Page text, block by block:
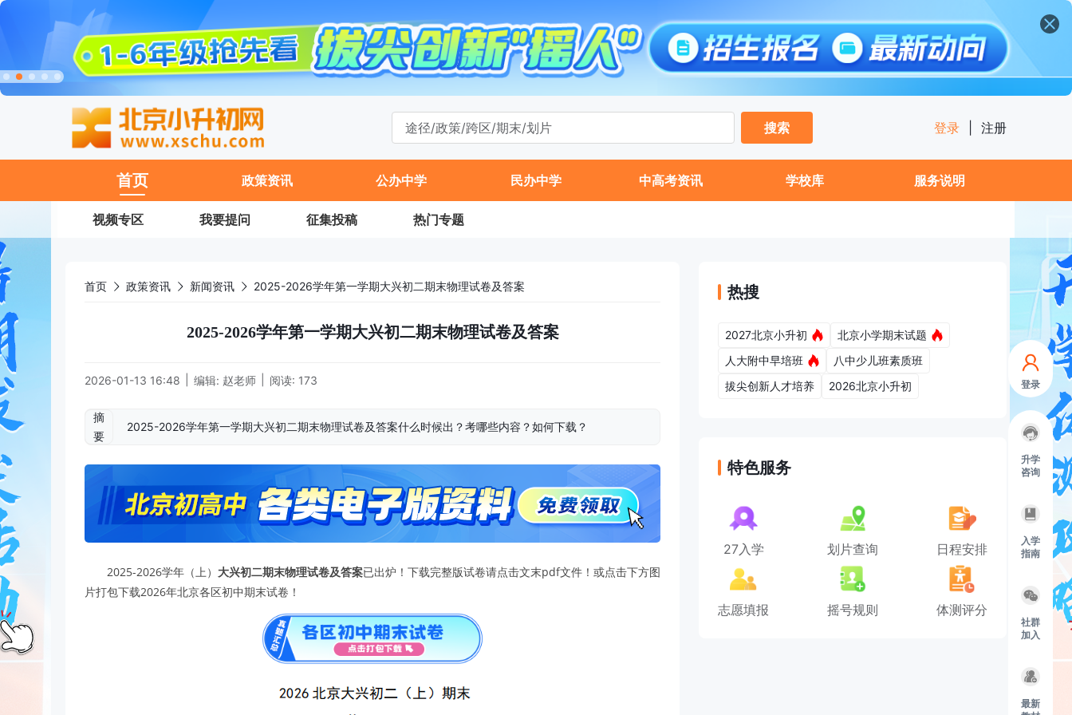
登录
升学
咨询
入学
指南
社群
加入
最新
搜索
登录 注册
首页 政策资讯 公办中学 民办中学 中高考资讯 学校库 服务说明
视频专区 我要提问 征集投稿 热门专题
首页 政策资讯 新闻资讯 2025-2026学年第一学期大兴初二期末物理试卷及答案
2025-2026学年第一学期大兴初二期末物理试卷及答案
2026-01-13 16:48 编辑: 赵老师 阅读: 173
摘
要
2025-2026学年第一学期大兴初二期末物理试卷及答案什么时候出？考哪些内容？如何下载？
2025-2026学年（上） 大兴初二期末物理试卷及答案已出炉！下载完整版试卷请点击文末pdf文件！或点击下方图
片打包下载2026年北京各区初中期末试卷！
热搜
2027北京小升初
北京小学期末试题
人大附中早培班
八中少儿班素质班
拔尖创新人才培养
2026北京小升初
特色服务
27入学 划片查询 日程安排
志愿填报 摇号规则 体测评分